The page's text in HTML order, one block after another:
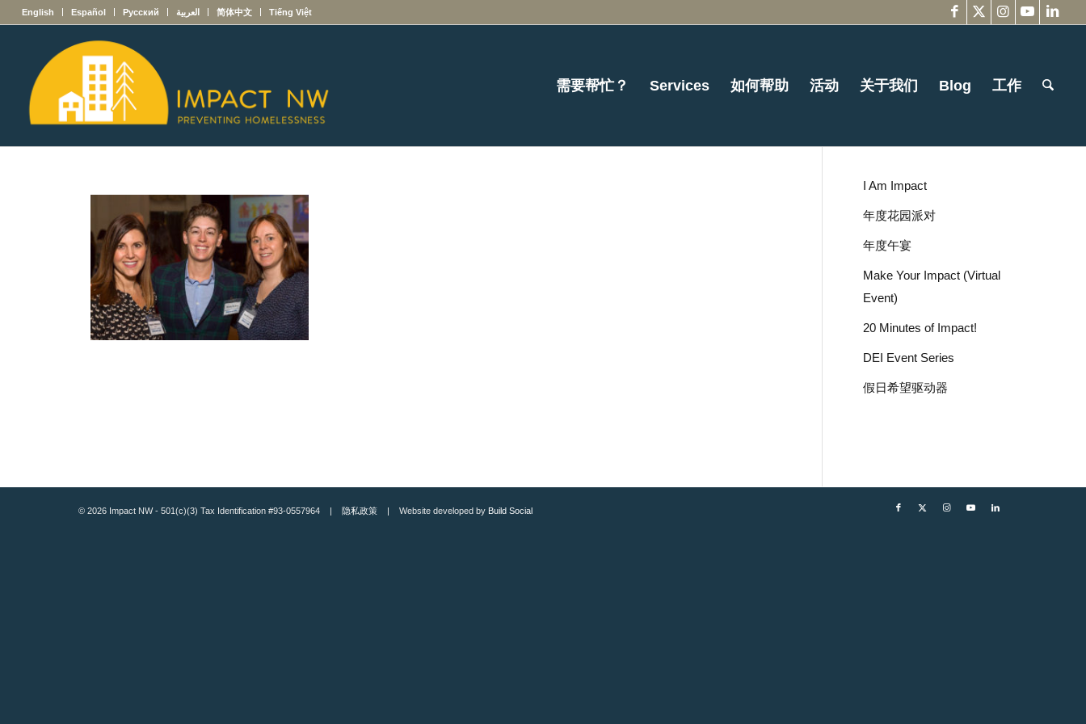
English Español Русский العربية 简体中文 Tiếng Việt
需要帮忙？ Services 如何帮助 活动 关于我们 Blog 工作
I Am Impact
年度花园派对
年度午宴
Make Your Impact (Virtual
Event)
20 Minutes of Impact!
DEI Event Series
假日希望驱动器
© 2026 Impact NW - 501(c)(3) Tax Identification #93-0557964 |隐私政策 | Website developed by Build Social